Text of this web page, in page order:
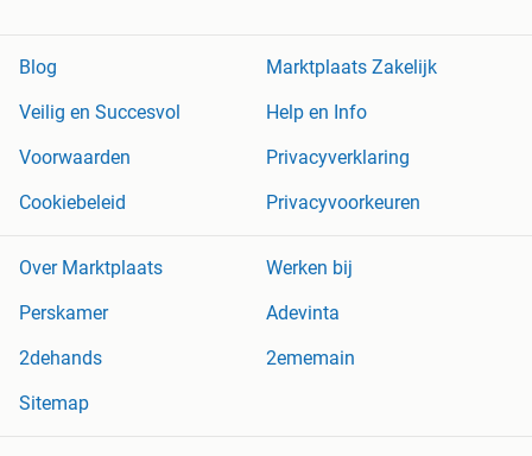
Blog
Marktplaats Zakelijk
Veilig en Succesvol
Help en Info
Voorwaarden
Privacyverklaring
Cookiebeleid
Privacyvoorkeuren
Over Marktplaats
Werken bij
Perskamer
Adevinta
2dehands
2ememain
Sitemap